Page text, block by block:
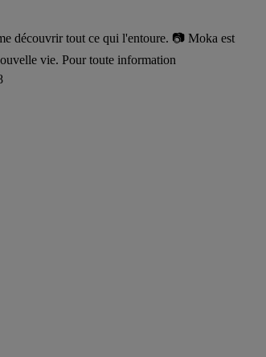
découvrir tout ce qui l'entoure. 📷 Moka est
vie. Pour toute information